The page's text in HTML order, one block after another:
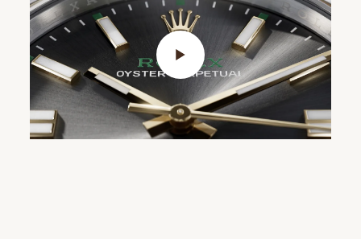
Play Video>